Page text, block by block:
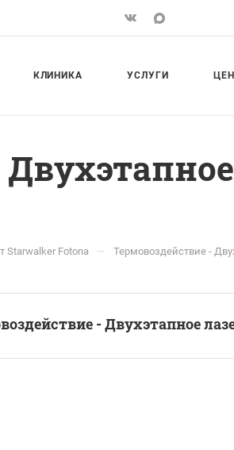
КЛИНИКА УСЛУГИ
Starwalker Fotona — Термовоздействие -
- Двухэтапное